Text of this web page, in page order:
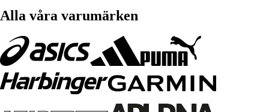
Alla våra varumärken